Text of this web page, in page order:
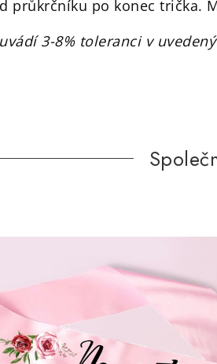
průkrčníku po konec trička.
3-8% toleranci v